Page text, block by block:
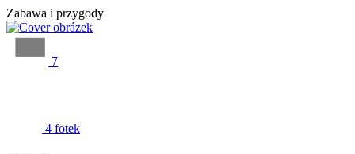
Zabawa i przygody
7
4 fotek